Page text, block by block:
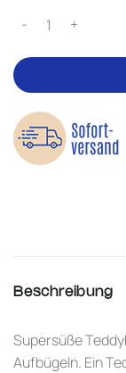
Teddybären -
Beschreibung
Supersüße
Aufbügeln. Ein